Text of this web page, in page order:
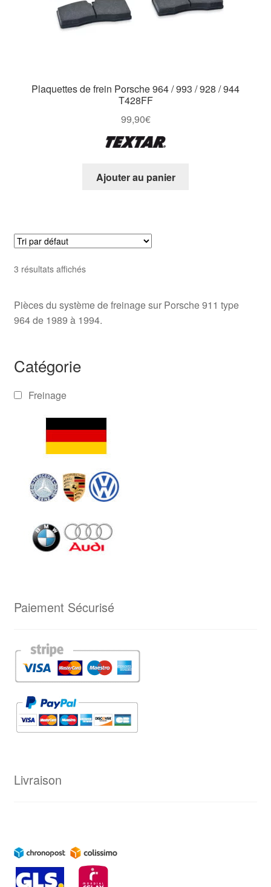
Plaquettes de frein Porsche 964 / 993 / 928 / 944
T428FF
99,90€
Ajouter au panier
3 résultats affichés
Pièces du système de freinage sur Porsche 911 type
964 de 1989 à 1994.
Catégorie
Freinage
Paiement Sécurisé
Livraison